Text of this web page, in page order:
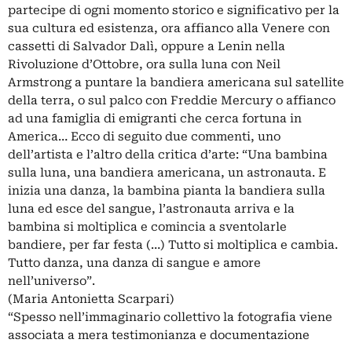
partecipe di ogni momento storico e significativo per la
sua cultura ed esistenza, ora affianco alla Venere con
cassetti di Salvador Dalì, oppure a Lenin nella
Rivoluzione d’Ottobre, ora sulla luna con Neil
Armstrong a puntare la bandiera americana sul satellite
della terra, o sul palco con Freddie Mercury o affianco
ad una famiglia di emigranti che cerca fortuna in
America… Ecco di seguito due commenti, uno
dell’artista e l’altro della critica d’arte: “Una bambina
sulla luna, una bandiera americana, un astronauta. E
inizia una danza, la bambina pianta la bandiera sulla
luna ed esce del sangue, l’astronauta arriva e la
bambina si moltiplica e comincia a sventolarle
bandiere, per far festa (…) Tutto si moltiplica e cambia.
Tutto danza, una danza di sangue e amore
nell’universo”.
(Maria Antonietta Scarpari)
“Spesso nell’immaginario collettivo la fotografia viene
associata a mera testimonianza e documentazione